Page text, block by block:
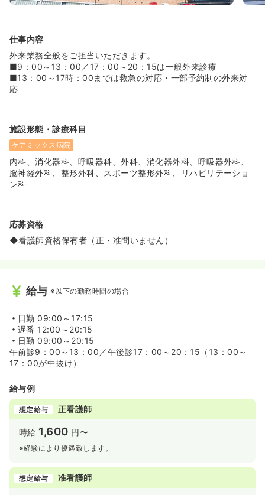
っていても時間が来れば帰宅されています。
◆週4日の16時まで勤務も可能です！
に預けることができます！
◆0歳～未就園児のお子様を預けられます！
◆保育所設備も綺麗で安心の環境整備がされています♪
仕事内容
外来業務全般をご担当いただきます。
■9：00～13：00／17：00～20：15は一般外来診療
■13：00～17時：00までは救急の対応・一部予約制の外来対
応
施設形態・診療科目
ケアミックス病院
内科、消化器科、呼吸器科、外科、消化器外科、呼吸器外科、
脳神経外科、整形外科、スポーツ整形外科、リハビリテーショ
ン科
応募資格
◆看護師資格保有者（正・准問いません）
給与 ※以下の勤務時間の場合
日勤 09:00～17:15
遅番 12:00～20:15
日勤 09:00～20:15
午前診9：00～13：00／午後診17：00～20：15（13：00～
17：00が中抜け）
給与例
想定給与 正看護師
時給 1,600 円〜
※経験により優遇致します。
想定給与 准看護師